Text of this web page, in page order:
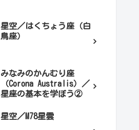
星空／はくちょう座（白
鳥座）
みなみのかんむり座
（Corona Australis）／
星座の基本を学ぼう②
星空／M78星雲